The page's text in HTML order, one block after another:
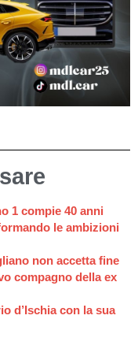
1 compie 40 anni
le ambizioni
non accetta fine
compagno della ex
d’Ischia con la sua